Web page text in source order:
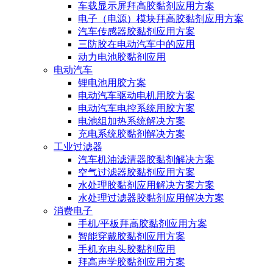
车载显示屏拜高胶黏剂应用方案
电子（电源）模块拜高胶黏剂应用方案
汽车传感器胶黏剂应用方案
三防胶在电动汽车中的应用
动力电池胶黏剂应用
电动汽车
锂电池用胶方案
电动汽车驱动电机用胶方案
电动汽车电控系统用胶方案
电池组加热系统解决方案
充电系统胶黏剂解决方案
工业过滤器
汽车机油滤清器胶黏剂解决方案
空气过滤器胶黏剂应用方案
水处理胶黏剂应用解决方案方案
水处理过滤器胶黏剂应用解决方案
消费电子
手机/平板拜高胶黏剂应用方案
智能穿戴胶黏剂应用方案
手机充电头胶黏剂应用
拜高声学胶黏剂应用方案